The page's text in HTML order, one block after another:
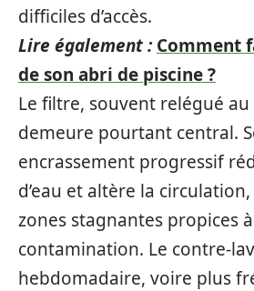
difficiles d’accès.
Lire également : Comment
de son abri de piscine ?
Le filtre, souvent relégué
demeure pourtant central.
encrassement progressif
d’eau et altère la
zones stagnantes propices
contamination. Le contre-
hebdomadaire, voire plus